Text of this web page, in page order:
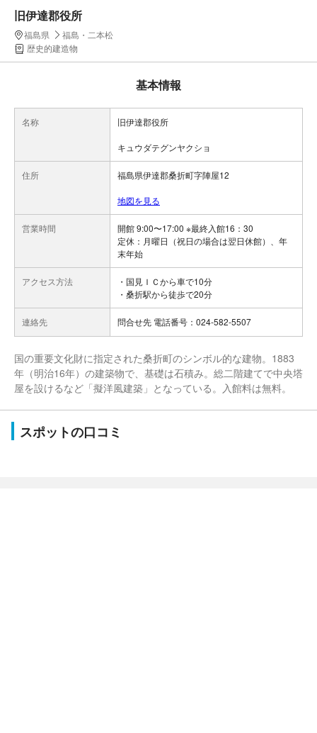
旧伊達郡役所
福島県
福島・二本松
歴史的建造物
基本情報
名称 旧伊達郡役所
キュウダテグンヤクショ
住所 福島県伊達郡桑折町字陣屋12
地図を見る
営業時間
開館 9:00〜17:00 ※最終入館16：30
定休：月曜日（祝日の場合は翌日休館）、年
末年始
アクセス方法
・国見ＩＣから車で10分
・桑折駅から徒歩で20分
連絡先 問合せ先 電話番号：024-582-5507
国の重要文化財に指定された桑折町のシンボル的な建物。1883
年（明治16年）の建築物で、基礎は石積み。総二階建てで中央塔
屋を設けるなど「擬洋風建築」となっている。入館料は無料。
スポットの口コミ